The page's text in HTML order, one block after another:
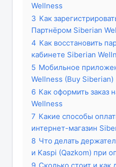
Wellness
3 Как
Партнёром Siberian
4 Как восстановить
кабинете Siberian
5 Мобильное
Wellness (Buy Siberian)
6 Как оформить заказ
Wellness
7 Какие способы
интернет-магазин
8 Что делать
и Kaspi (Qazkom) при